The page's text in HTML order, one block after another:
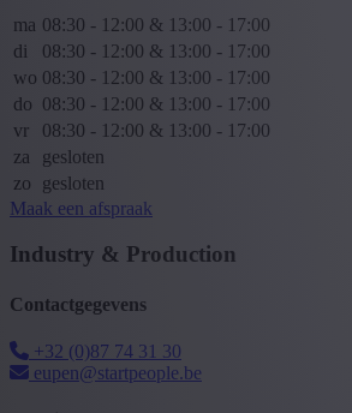
ma 08:30 - 12:00 & 13:00 - 17:00
di
08:30 - 12:00 & 13:00 - 17:00
wo 08:30 - 12:00 & 13:00 - 17:00
do 08:30 - 12:00 & 13:00 - 17:00
vr
08:30 - 12:00 & 13:00 - 17:00
za
gesloten
zo
gesloten
Maak een afspraak
Industry & Production
Contactgegevens
+32 (0)87 74 31 30
eupen@startpeople.be